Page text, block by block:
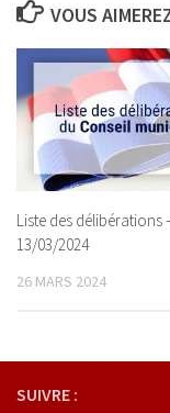
VOUS
Liste des délibérations
13/03/2024
26 MARS 2024
SUIVRE :